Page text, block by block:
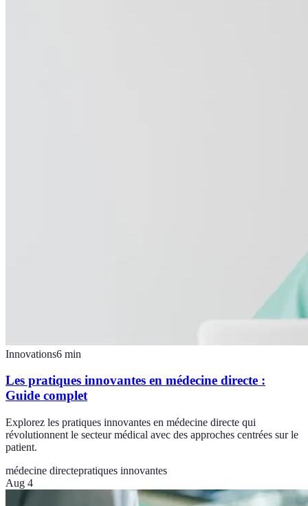
Innovations6 min
Les pratiques innovantes en médecine directe :
Guide complet
Explorez les pratiques innovantes en médecine directe qui
révolutionnent le secteur médical avec des approches centrées sur le
patient.
médecine directepratiques innovantes
Aug 4